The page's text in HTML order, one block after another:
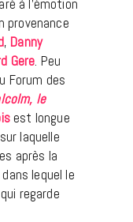
à l’émotion
provenance
, Danny
Gere. Peu
Forum des
le
est longue
laquelle
après la
lequel le
regarde
ET INTERVIEWS
se met au vert sur
de Gorillaz